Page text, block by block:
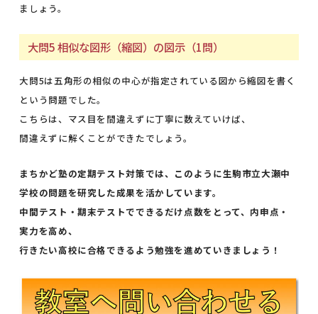
ましょう。
大問5 相似な図形（縮図）の図示（1問）
大問5は五角形の相似の中心が指定されている図から縮図を書く
という問題でした。
こちらは、マス目を間違えずに丁寧に数えていけば、
間違えずに解くことができたでしょう。
まちかど塾の定期テスト対策では、このように生駒市立大瀬中
学校の問題を研究した成果を活かしています。
中間テスト・期末テストでできるだけ点数をとって、内申点・
実力を高め、
行きたい高校に合格できるよう勉強を進めていきましょう！